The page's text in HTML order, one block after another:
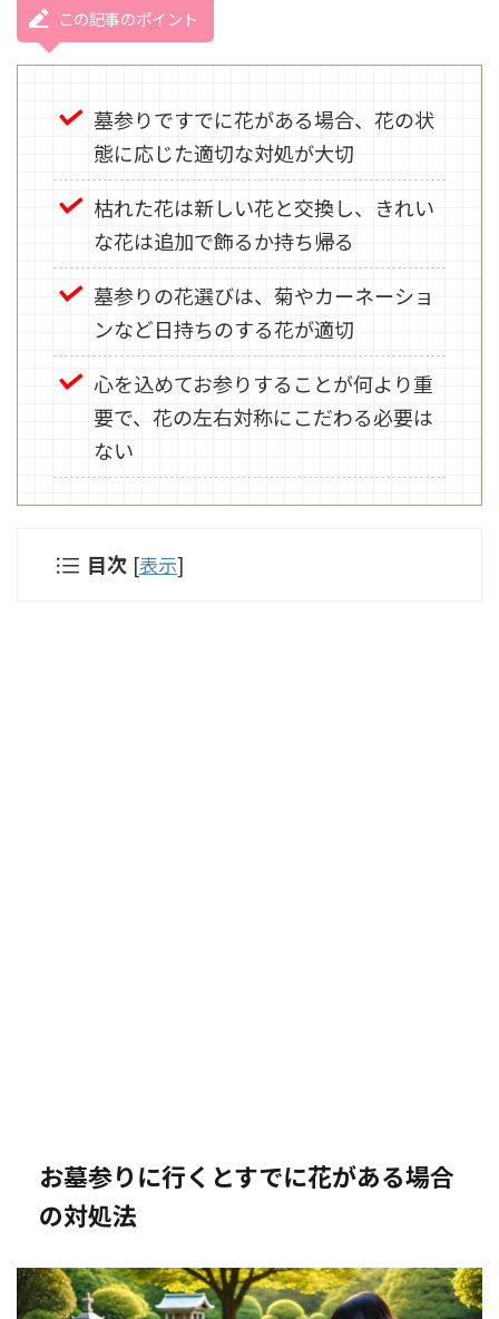
この記事のポイント
墓参りですでに花がある場合、花の状
態に応じた適切な対処が大切
枯れた花は新しい花と交換し、きれい
な花は追加で飾るか持ち帰る
墓参りの花選びは、菊やカーネーショ
ンなど日持ちのする花が適切
心を込めてお参りすることが何より重
要で、花の左右対称にこだわる必要は
ない
目次 [表示]
お墓参りに行くとすでに花がある場合
の対処法